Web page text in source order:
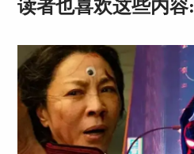
读者也喜欢这些内容: